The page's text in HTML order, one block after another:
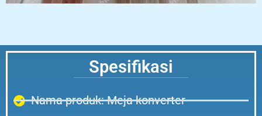
Spesifikasi
Nama produk: Meja konverter